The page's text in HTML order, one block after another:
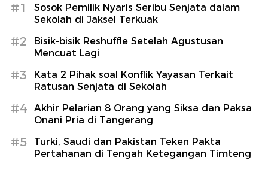
#1
Sosok Pemilik Nyaris Seribu Senjata dalam
Sekolah di Jaksel Terkuak
#2
Bisik-bisik Reshuffle Setelah Agustusan
Mencuat Lagi
#3
Kata 2 Pihak soal Konflik Yayasan Terkait
Ratusan Senjata di Sekolah
#4
Akhir Pelarian 8 Orang yang Siksa dan Paksa
Onani Pria di Tangerang
#5
Turki, Saudi dan Pakistan Teken Pakta
Pertahanan di Tengah Ketegangan Timteng